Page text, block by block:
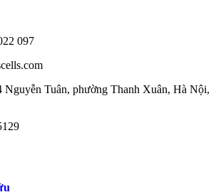
097
Nguyễn Tuân, phường Thanh Xuân, Hà Nội,